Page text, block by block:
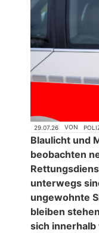
29.07.26 VON
Blaulicht und
beobachten
unterwegs
ungewohnte
bleiben
sich innerhalb